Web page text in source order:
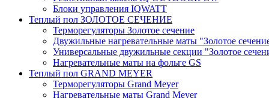
Блоки управления IQWATT
Теплый пол ЗОЛОТОЕ СЕЧЕНИЕ
Терморегуляторы Золотое сечение
Двужильные нагревательные маты "Золотое
Универсальные двужильные секции "Золотое
Нагревательные маты на фольге GS
Теплый пол GRAND MEYER
Терморегуляторы Grand Meyer
Нагревательные маты Grand Meyer